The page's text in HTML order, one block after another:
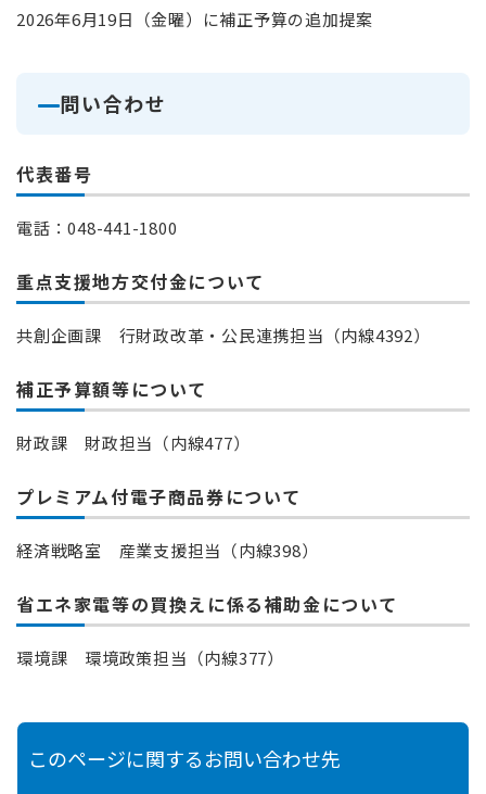
2026年6月19日（金曜）に補正予算の追加提案
問い合わせ
代表番号
電話：048-441-1800
重点支援地方交付金について
共創企画課 行財政改革・公民連携担当（内線4392）
補正予算額等について
財政課 財政担当（内線477）
プレミアム付電子商品券について
経済戦略室 産業支援担当（内線398）
省エネ家電等の買換えに係る補助金について
環境課 環境政策担当（内線377）
このページに関するお問い合わせ先